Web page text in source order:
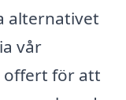
alternativet
vår
offert för att